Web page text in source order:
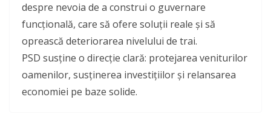
despre nevoia de a construi o guvernare
funcțională, care să ofere soluții reale și să
oprească deteriorarea nivelului de trai.
PSD susține o direcție clară: protejarea veniturilor
oamenilor, susținerea investițiilor și relansarea
economiei pe baze solide.